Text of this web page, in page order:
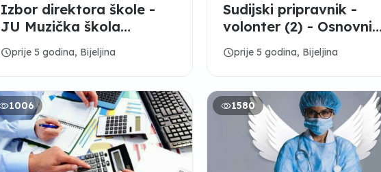
Izbor direktora škole -
JU Muzička škola
„Stevan Stojanović
Mokranjac“ Bijeljina
scheduleprije 5 godina, Bijeljina
Sudijski pripravnik -
volonter (2) - Osnovni
sud u Bijeljini
scheduleprije 5 godina, Bijeljina
1006 1580